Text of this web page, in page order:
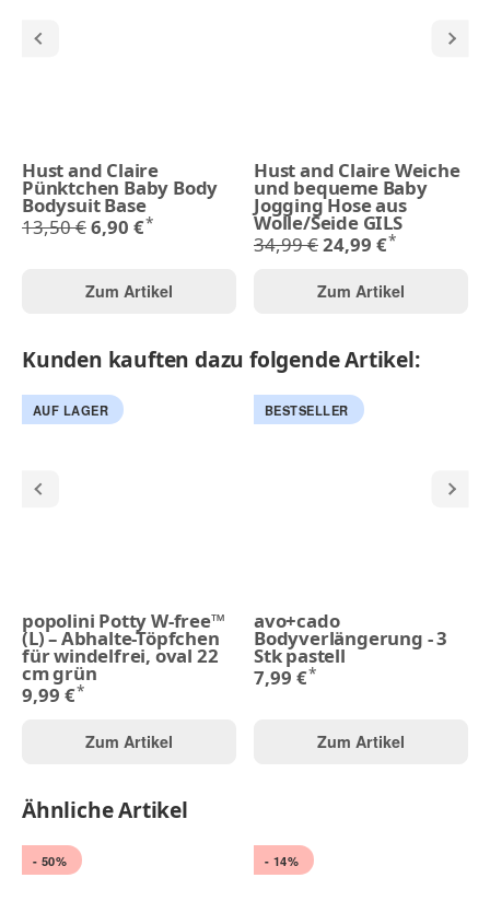
Hust and Claire
Pünktchen Baby Body
Bodysuit Base
13,50 €6,90 €*
Zum Artikel
Hust and Claire Weiche
und bequeme Baby
Jogging Hose aus
Wolle/Seide GILS
34,99 €24,99 €*
Zum Artikel
Kunden kauften dazu folgende Artikel:
AUF LAGER
popolini Potty W-free™
(L) – Abhalte-Töpfchen
für windelfrei, oval 22
cm grün
9,99 €*
Zum Artikel
BESTSELLER
avo+cado
Bodyverlängerung - 3
Stk pastell
7,99 €*
Zum Artikel
Ähnliche Artikel
- 50% - 14%